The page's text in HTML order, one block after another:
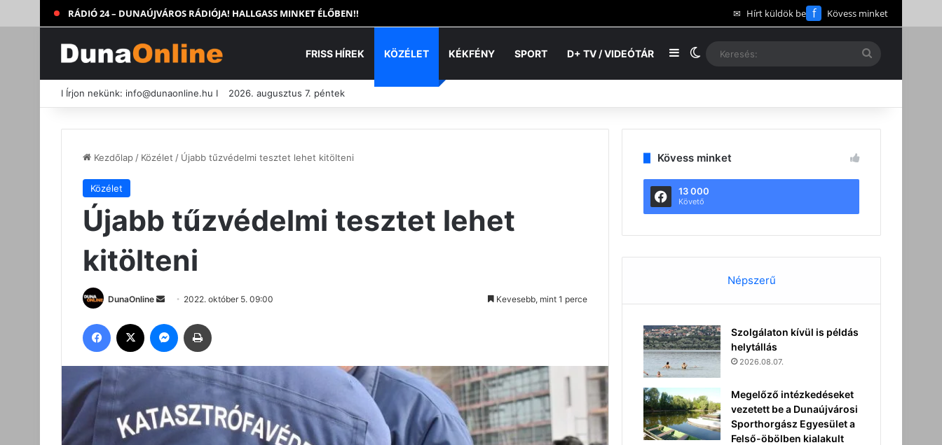
RÁDIÓ 24 – DUNAÚJVÁROS RÁDIÓJA! HALLGASS MINKET ÉLŐBEN!! ✉ Hírt küldök be f Kövess minket
FRISS HÍREK KÖZÉLET KÉKFÉNY SPORT D+ TV / VIDEÓTÁR OldalsávSwitch skin
I Írjon nekünk: info@dunaonline.hu I 2026. augusztus 7. péntek
Kezdőlap / Közélet / Újabb tűzvédelmi tesztet lehet kitölteni
Közélet
Újabb tűzvédelmi tesztet lehet
kitölteni
DunaOnline
Send
email
2022. október 5. 09:00 Kevesebb, mint 1 perce
Facebook Messenger
Kövess minket
13 000
Követő
Népszerű
Szolgálaton kívül is példás
helytállás
2026.08.07.
Megelőző intézkedéseket
vezetett be a Dunaújvárosi
Sporthorgász Egyesület a
Felső-öbölben kialakult